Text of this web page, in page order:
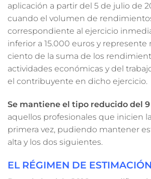
aplicación a partir del 5 de julio de
cuando el volumen de
correspondiente al ejercicio
inferior a 15.000 euros y represente
ciento de la suma de los
actividades económicas y del
el contribuyente en dicho ejercicio.
Se mantiene el tipo reducido del
aquellos profesionales que inicien
primera vez, pudiendo mantener
alta y los dos siguientes.
EL RÉGIMEN DE